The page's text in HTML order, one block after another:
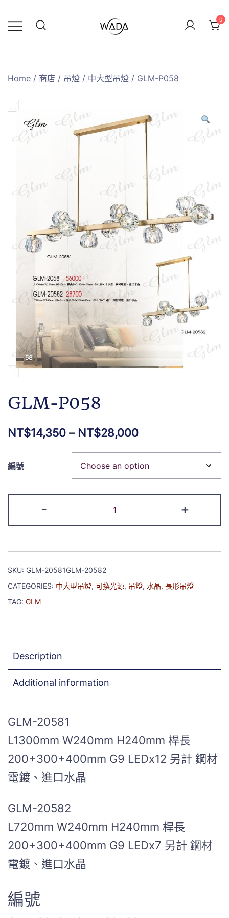
0
Home / 商店 / 吊燈 / 中大型吊燈 / GLM-P058
GLM-P058
NT$14,350 – NT$28,000
編號
- +
SKU: GLM-20581GLM-20582
CATEGORIES: 中大型吊燈, 可換光源, 吊燈, 水晶, 長形吊燈
TAG: GLM
Description
Additional information
GLM-20581
L1300mm W240mm H240mm 桿長
200+300+400mm G9 LEDx12 另計 鋼材
電鍍、進口水晶
GLM-20582
L720mm W240mm H240mm 桿長
200+300+400mm G9 LEDx7 另計 鋼材
電鍍、進口水晶
編號